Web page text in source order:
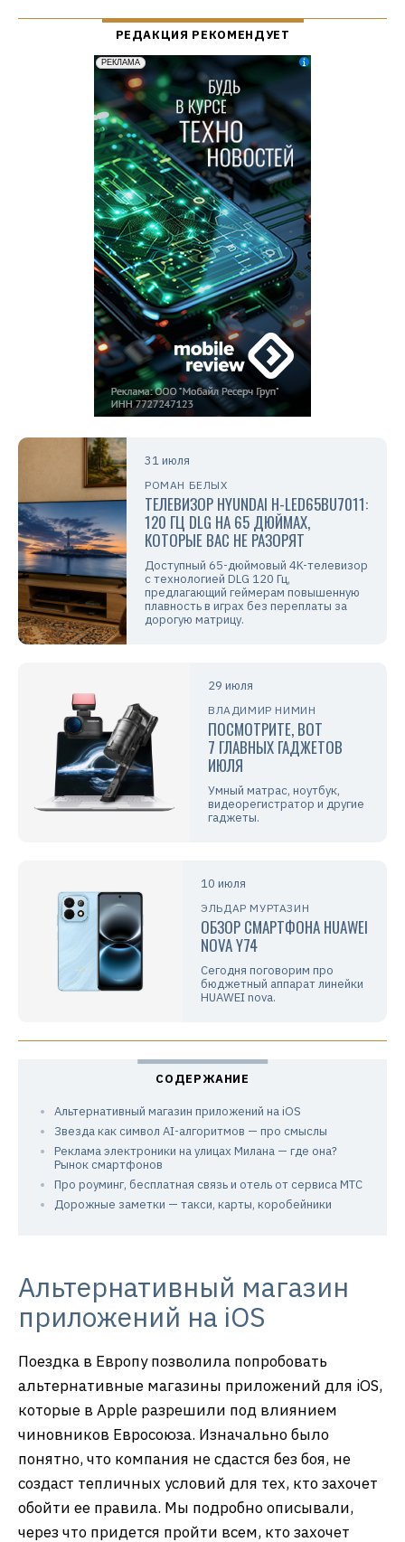
31 июля
РОМАН БЕЛЫХ
ТЕЛЕВИЗОР HYUNDAI H-LED65BU7011:
120 ГЦ DLG НА 65 ДЮЙМАХ,
КОТОРЫЕ ВАС НЕ РАЗОРЯТ
Доступный 65-дюймовый 4K-телевизор
с технологией DLG 120 Гц,
предлагающий геймерам повышенную
плавность в играх без переплаты за
дорогую матрицу.
29 июля
ВЛАДИМИР НИМИН
ПОСМОТРИТЕ, ВОТ
7 ГЛАВНЫХ ГАДЖЕТОВ
ИЮЛЯ
Умный матрас, ноутбук,
видеорегистратор и другие
гаджеты.
10 июля
ЭЛЬДАР МУРТАЗИН
ОБЗОР СМАРТФОНА HUAWEI
NOVA Y74
Сегодня поговорим про
бюджетный аппарат линейки
HUAWEI nova.
Альтернативный магазин приложений на iOS
Звезда как символ AI-алгоритмов — про смыслы
Реклама электроники на улицах Милана — где она?
Рынок смартфонов
Про роуминг, бесплатная связь и отель от сервиса МТС
Дорожные заметки — такси, карты, коробейники
Альтернативный магазин
приложений на iOS
Поездка в Европу позволила попробовать
альтернативные магазины приложений для iOS,
которые в Apple разрешили под влиянием
чиновников Евросоюза. Изначально было
понятно, что компания не сдастся без боя, не
создаст тепличных условий для тех, кто захочет
обойти ее правила. Мы подробно описывали,
через что придется пройти всем, кто захочет